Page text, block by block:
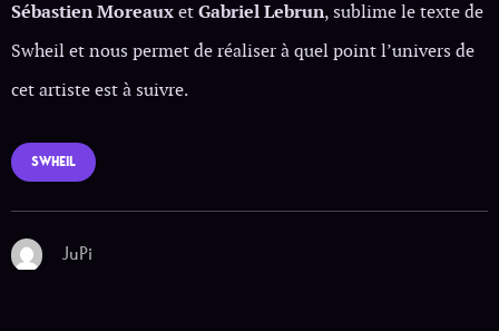
Sébastien MoreauxetGabriel Lebrun, sublime le texte de
Swheil et nous permet de réaliser à quel point l’univers de
cet artiste est à suivre.
SWHEIL
JuPi